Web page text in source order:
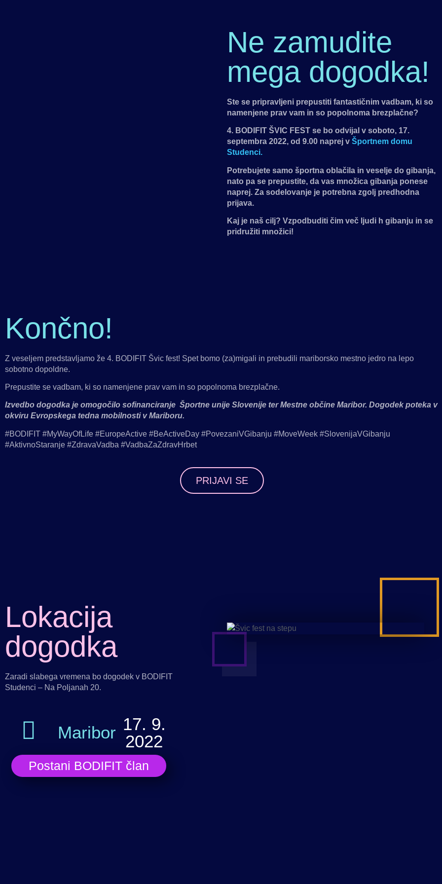
Ne zamudite
mega dogodka!
Ste se pripravljeni prepustiti fantastičnim vadbam, ki so
namenjene prav vam in so popolnoma brezplačne?
4. BODIFIT ŠVIC FEST se bo odvijal v soboto, 17.
septembra 2022, od 9.00 naprej v Športnem domu
Studenci.
Potrebujete samo športna oblačila in veselje do gibanja,
nato pa se prepustite, da vas množica gibanja ponese
naprej. Za sodelovanje je potrebna zgolj predhodna
prijava.
Kaj je naš cilj? Vzpodbuditi čim več ljudi h gibanju in se
pridružiti množici!
Končno!
Z veseljem predstavljamo že 4. BODIFIT Švic fest! Spet bomo (za)migali in prebudili mariborsko mestno jedro na lepo
sobotno dopoldne.
Prepustite se vadbam, ki so namenjene prav vam in so popolnoma brezplačne.
Izvedbo dogodka je omogočilo sofinanciranje Športne unije Slovenije ter Mestne občine Maribor. Dogodek poteka v
okviru Evropskega tedna mobilnosti v Mariboru.
#BODIFIT #MyWayOfLife #EuropeActive #BeActiveDay #PovezaniVGibanju #MoveWeek #SlovenijaVGibanju
#AktivnoStaranje #ZdravaVadba #VadbaZaZdravHrbet
PRIJAVI SE
Lokacija
dogodka
Zaradi slabega vremena bo dogodek v BODIFIT
Studenci – Na Poljanah 20.
Maribor 17. 9.
2022
Postani BODIFIT član